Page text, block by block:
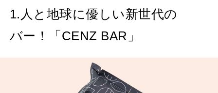
1.人と地球に優しい新世代の
バー！「CENZ BAR」